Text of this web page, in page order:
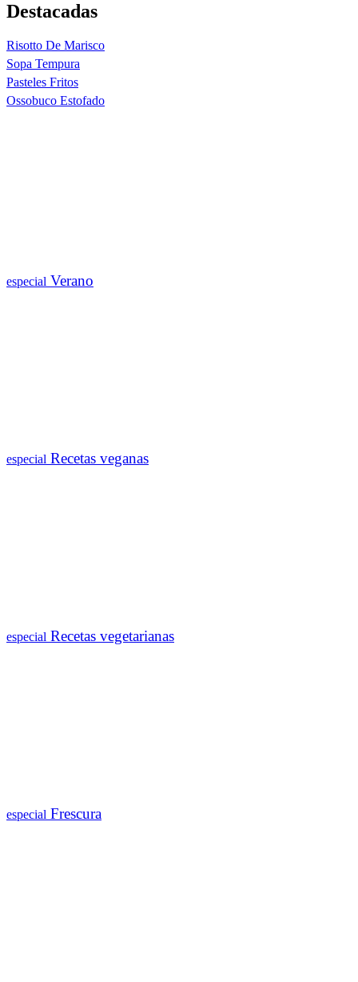
Destacadas
Risotto De Marisco
Sopa Tempura
Pasteles Fritos
Ossobuco Estofado
especial Verano
especial Recetas veganas
especial Recetas vegetarianas
especial Frescura